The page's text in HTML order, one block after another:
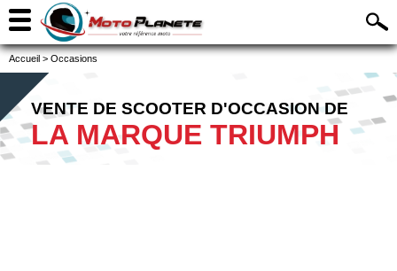
Accueil > Occasions
VENTE DE SCOOTER D'OCCASION DE
LA MARQUE TRIUMPH